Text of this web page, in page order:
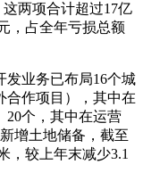
两项合计超过17亿
，占全年亏损总额
业务已布局16个城
合作项目），其中在
20个，其中在运营
增土地储备，截至
，较上年末减少3.1